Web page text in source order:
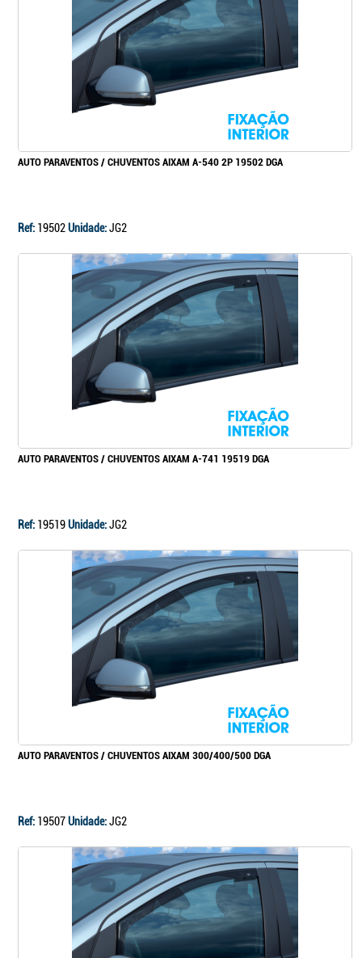
AUTO PARAVENTOS / CHUVENTOS AIXAM A-540 2P 19502 DGA
Ref: 19502Unidade:JG2
AUTO PARAVENTOS / CHUVENTOS AIXAM A-741 19519 DGA
Ref: 19519Unidade:JG2
AUTO PARAVENTOS / CHUVENTOS AIXAM 300/400/500 DGA
Ref: 19507Unidade:JG2
Continuar a comprar